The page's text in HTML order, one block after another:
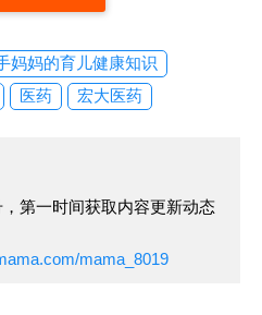
妈妈的育儿健康知识
医药 宏大医药
第一时间获取内容更新动态
mama_8019